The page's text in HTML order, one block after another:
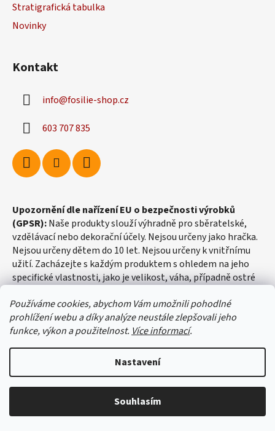
Používáme cookies, abychom Vám umožnili pohodlné
prohlížení webu a díky analýze neustále zlepšovali jeho
funkce, výkon a použitelnost. Více informací.
Nastavení
Souhlasím
Stratigrafická tabulka
Novinky
Kontakt
info@fosilie-shop.cz
603 707 835
Upozornění dle nařízení EU o bezpečnosti výrobků
(GPSR):Naše produkty slouží výhradně pro sběratelské,
vzdělávací nebo dekorační účely. Nejsou určeny jako hračka.
Nejsou určeny dětem do 10 let. Nejsou určeny k vnitřnímu
užití. Zacházejte s každým produktem s ohledem na jeho
specifické vlastnosti, jako je velikost, váha, případně ostré
Vytvořil Shoptet
fosilie-shop.cz. Všechna práva vyhrazena.
Upravit nastavení cookies